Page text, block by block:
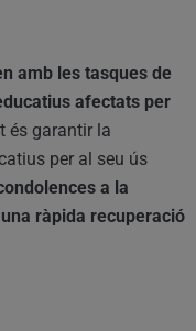
amb les tasques de
afectats per
és garantir la
per al seu ús
a la
ràpida recuperació